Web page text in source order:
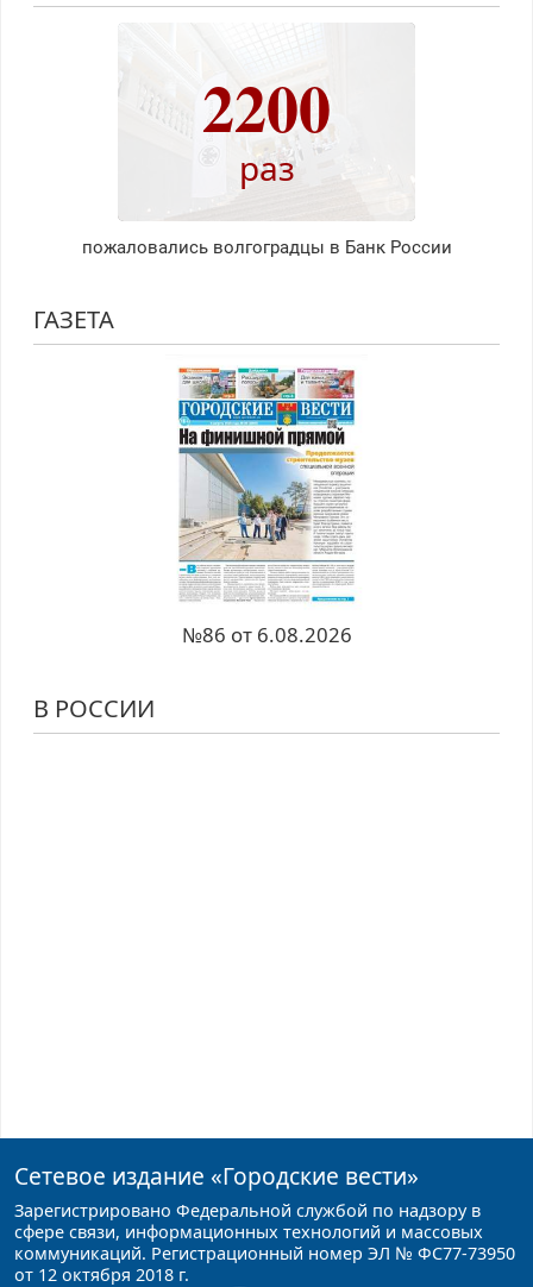
2200
раз
пожаловались волгоградцы в Банк России
ГАЗЕТА
№86 от 6.08.2026
В РОССИИ
Сетевое издание «Городские вести»
Зарегистрировано Федеральной службой по надзору в
сфере связи, информационных технологий и массовых
коммуникаций. Регистрационный номер ЭЛ № ФС77-73950
от 12 октября 2018 г.